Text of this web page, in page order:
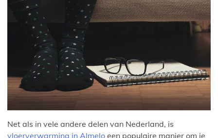
Net als in vele andere delen van Nederland, is
vloerverwarming in Almelo een populaire manier om je